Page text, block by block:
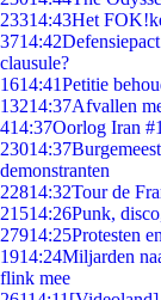
23314:43Het
3714:42
clausule?
1614:41Petitie
13214:37Afvallen
414:37Oorlog Iran
23014:37
demonstranten
22814:32Tour de
21514:26Punk,
27914:25Protesten
1914:24Miljarden
flink mee